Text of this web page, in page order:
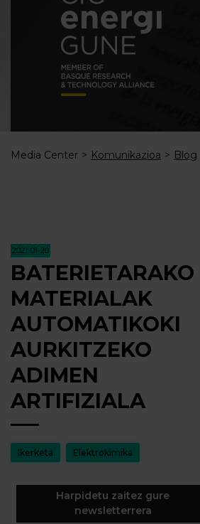
Media Center Komunikazioa Blog
2021-01-20
BATERIETARAKO
MATERIALAK
AUTOMATIKOKI
AURKITZEKO
ADIMEN
ARTIFIZIALA
Ikerketa Elektrokimika
Harpidetu zaitez gure
newsletterrera